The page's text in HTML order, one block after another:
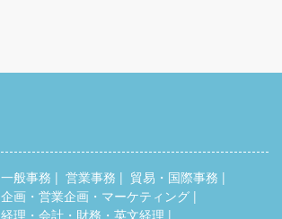
一般事務 営業事務
貿易・国際事務
企画・営業企画・マーケティング
経理・会計・財務・英文経理